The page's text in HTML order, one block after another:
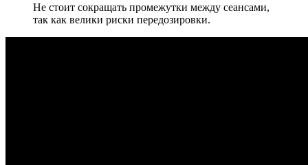
Не стоит сокращать промежутки между сеансами,
так как велики риски передозировки.